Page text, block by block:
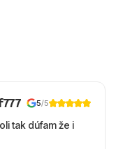
5/5
tak dúfam že i